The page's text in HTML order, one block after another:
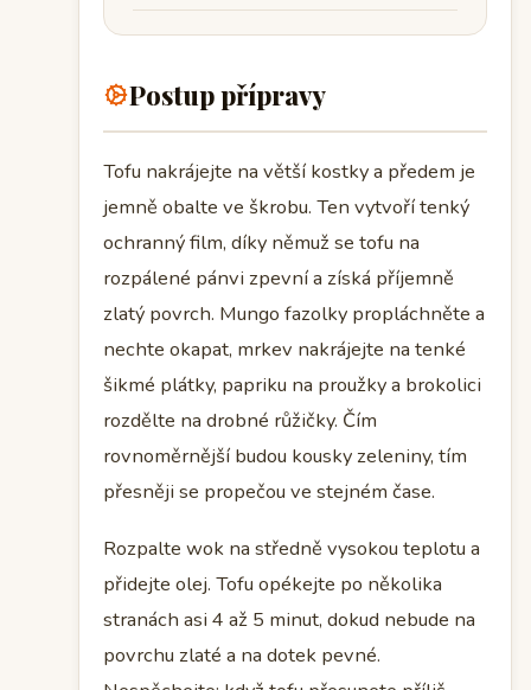
Postup přípravy
Tofu nakrájejte na větší kostky a předem je
jemně obalte ve škrobu. Ten vytvoří tenký
ochranný film, díky němuž se tofu na
rozpálené pánvi zpevní a získá příjemně
zlatý povrch. Mungo fazolky propláchněte a
nechte okapat, mrkev nakrájejte na tenké
šikmé plátky, papriku na proužky a brokolici
rozdělte na drobné růžičky. Čím
rovnoměrnější budou kousky zeleniny, tím
přesněji se propečou ve stejném čase.
Rozpalte wok na středně vysokou teplotu a
přidejte olej. Tofu opékejte po několika
stranách asi 4 až 5 minut, dokud nebude na
povrchu zlaté a na dotek pevné.